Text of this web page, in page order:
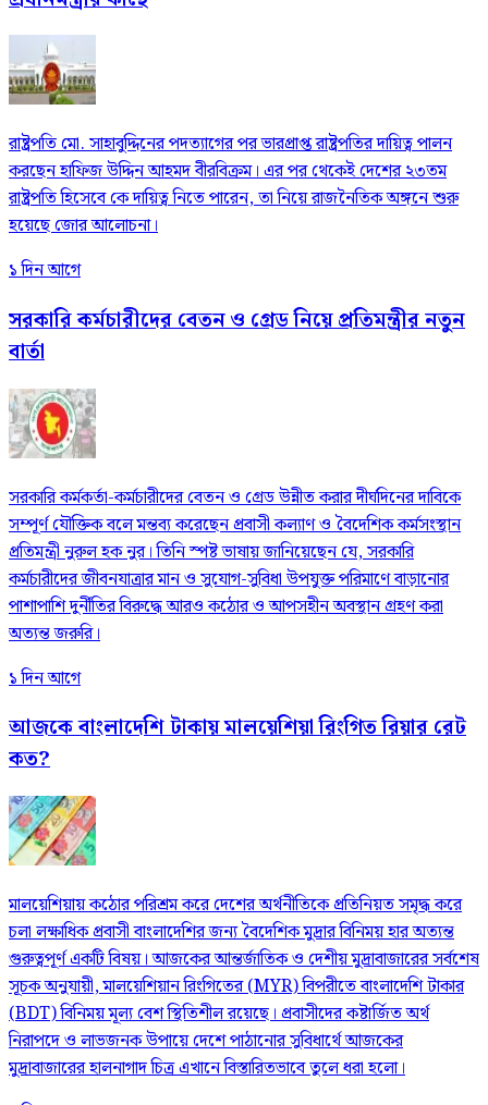
রাষ্ট্রপতি মো. সাহাবুদ্দিনের পদত্যাগের পর ভারপ্রাপ্ত রাষ্ট্রপতির দায়িত্ব পালন
করছেন হাফিজ উদ্দিন আহমদ বীরবিক্রম। এর পর থেকেই দেশের ২৩তম
রাষ্ট্রপতি হিসেবে কে দায়িত্ব নিতে পারেন, তা নিয়ে রাজনৈতিক অঙ্গনে শুরু
হয়েছে জোর আলোচনা।
১ দিন আগে
সরকারি কর্মচারীদের বেতন ও গ্রেড নিয়ে প্রতিমন্ত্রীর নতুন
বার্তা
সরকারি কর্মকর্তা-কর্মচারীদের বেতন ও গ্রেড উন্নীত করার দীর্ঘদিনের দাবিকে
সম্পূর্ণ যৌক্তিক বলে মন্তব্য করেছেন প্রবাসী কল্যাণ ও বৈদেশিক কর্মসংস্থান
প্রতিমন্ত্রী নুরুল হক নুর। তিনি স্পষ্ট ভাষায় জানিয়েছেন যে, সরকারি
কর্মচারীদের জীবনযাত্রার মান ও সুযোগ-সুবিধা উপযুক্ত পরিমাণে বাড়ানোর
পাশাপাশি দুর্নীতির বিরুদ্ধে আরও কঠোর ও আপসহীন অবস্থান গ্রহণ করা
অত্যন্ত জরুরি।
১ দিন আগে
আজকে বাংলাদেশি টাকায় মালয়েশিয়া রিংগিত রিয়ার রেট
কত?
মালয়েশিয়ায় কঠোর পরিশ্রম করে দেশের অর্থনীতিকে প্রতিনিয়ত সমৃদ্ধ করে
চলা লক্ষাধিক প্রবাসী বাংলাদেশির জন্য বৈদেশিক মুদ্রার বিনিময় হার অত্যন্ত
গুরুত্বপূর্ণ একটি বিষয়। আজকের আন্তর্জাতিক ও দেশীয় মুদ্রাবাজারের সর্বশেষ
সূচক অনুযায়ী, মালয়েশিয়ান রিংগিতের (MYR) বিপরীতে বাংলাদেশি টাকার
(BDT) বিনিময় মূল্য বেশ স্থিতিশীল রয়েছে। প্রবাসীদের কষ্টার্জিত অর্থ
নিরাপদে ও লাভজনক উপায়ে দেশে পাঠানোর সুবিধার্থে আজকের
মুদ্রাবাজারের হালনাগাদ চিত্র এখানে বিস্তারিতভাবে তুলে ধরা হলো।